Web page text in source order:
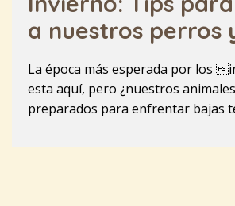
a nuestros perros
La época más esperada por los
esta aquí, pero ¿nuestros
preparados para enfrentar bajas